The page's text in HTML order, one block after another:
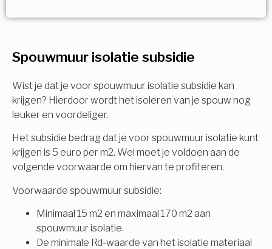
Spouwmuur isolatie subsidie
Wist je dat je voor spouwmuur isolatie subsidie kan
krijgen? Hierdoor wordt het isoleren van je spouw nog
leuker en voordeliger.
Het subsidie bedrag dat je voor spouwmuur isolatie kunt
krijgen is 5 euro per m2. Wel moet je voldoen aan de
volgende voorwaarde om hiervan te profiteren.
Voorwaarde spouwmuur subsidie:
Minimaal 15 m2 en maximaal 170 m2 aan
spouwmuur isolatie.
De minimale Rd-waarde van het isolatie materiaal
Meerdere keuzes mogelijk
Isolatiemaatregel
Spouwisolatie
Vloerisolatie
Dakisolatie
Gevelisolatie
Vorige
subsidie!
Vul uw gegevens in en ontvang nu direct uw
berekening per mail.
Voornaam
Achternaam